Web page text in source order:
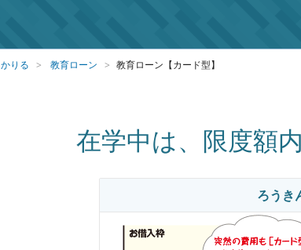
かりる 教育ローン 教育ローン【カード型】
在学中は、限度額
ろうき